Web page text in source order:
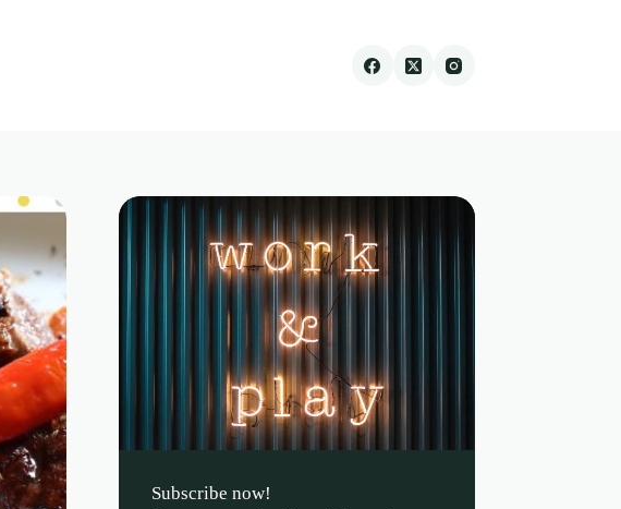
Subscribe now!